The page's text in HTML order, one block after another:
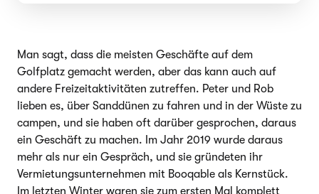
Man sagt, dass die meisten Geschäfte auf dem
Golfplatz gemacht werden, aber das kann auch auf
andere Freizeitaktivitäten zutreffen. Peter und Rob
lieben es, über Sanddünen zu fahren und in der Wüste zu
campen, und sie haben oft darüber gesprochen, daraus
ein Geschäft zu machen. Im Jahr 2019 wurde daraus
mehr als nur ein Gespräch, und sie gründeten ihr
Vermietungsunternehmen mit Booqable als Kernstück.
Im letzten Winter waren sie zum ersten Mal komplett